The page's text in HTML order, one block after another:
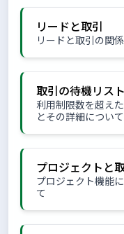
リードと取引
リードと取引の関
取引の待機リスト
利用制限数を超え
とその詳細について
プロジェクトと
プロジェクト機能
て